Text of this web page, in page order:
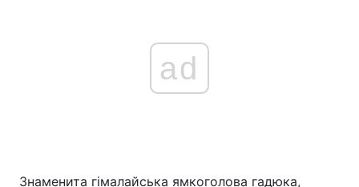
ad
Знаменита гімалайська ямкоголова гадюка,